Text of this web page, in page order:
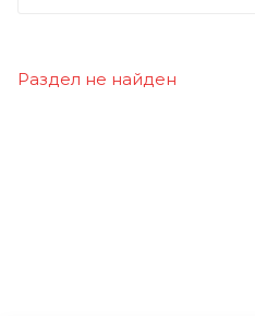
Раздел не найден